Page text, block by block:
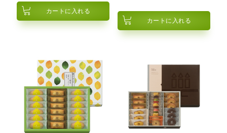
カートに入れる
カートに入れる